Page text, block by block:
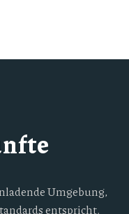
Umgebung,
entspricht.